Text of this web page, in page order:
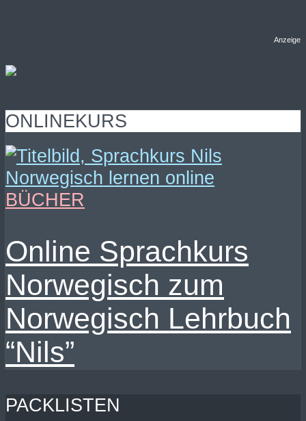
Anzeige
ONLINEKURS
BÜCHER
Online Sprachkurs
Norwegisch zum
Norwegisch Lehrbuch
“Nils”
PACKLISTEN